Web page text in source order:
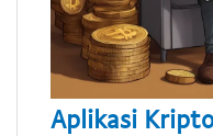
Aplikasi